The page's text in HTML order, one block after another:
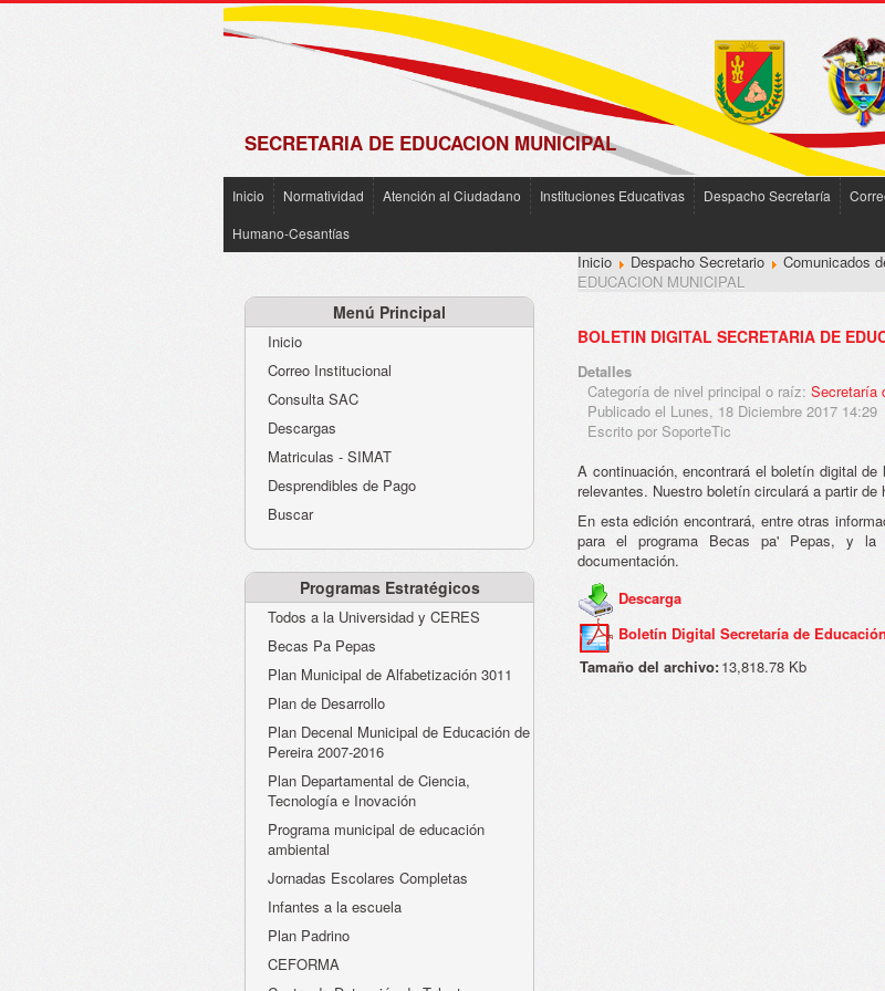
SECRETARIA DE EDUCACION MUNICIPAL
Inicio Normatividad Atención al Ciudadano Instituciones Educativas Despacho Secretaría
Humano-Cesantías
Menú Principal
Inicio
Correo Institucional
Consulta SAC
Descargas
Matriculas - SIMAT
Desprendibles de Pago
Buscar
Programas Estratégicos
Todos a la Universidad y CERES
Becas Pa Pepas
Plan Municipal de Alfabetización 3011
Plan de Desarrollo
Plan Decenal Municipal de Educación de
Pereira 2007-2016
Plan Departamental de Ciencia,
Tecnología e Inovación
Programa municipal de educación
ambiental
Jornadas Escolares Completas
Infantes a la escuela
Plan Padrino
CEFORMA
de
Inicio Despacho Secretario Comunicados
EDUCACION MUNICIPAL
BOLETIN DIGITAL SECRETARIA DE
Detalles
Categoría de nivel principal o raíz: Secretaría
Publicado el Lunes, 18 Diciembre 2017 14:29
Escrito por SoporteTic
A continuación, encontrará el boletín digital
relevantes. Nuestro boletín circulará a partir de
En esta edición encontrará, entre otras
para el programa Becas pa' Pepas, y la
documentación.
Descarga
Boletín Digital Secretaría de
Tamaño del archivo:13,818.78 Kb